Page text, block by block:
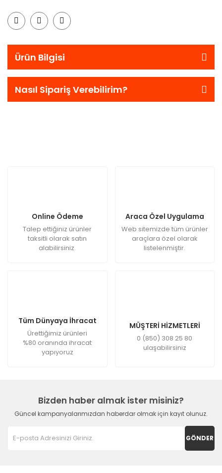
Ürün Bilgisi
Nasıl Sipariş Verebilirim?
Online Ödeme
Talep ettiğiniz ürünler
taksitli olarak satın
alabilirsiniz.
Araca Özel Uygulama
Web sitemizde tüm ürünler
araçlara özel olarak
listelenmiştir.
Tüm Dünyaya İhracat
Ürettiğimiz ürünleri
%80 oranında ihracat
yapıyoruz
MÜŞTERİ HİZMETLERİ
0 (850) 308 25 80
ulaşabilirsiniz
Bizden haber almak ister misiniz?
Güncel kampanyalarımızdan haberdar olmak için kayıt olunuz.
GÖNDER